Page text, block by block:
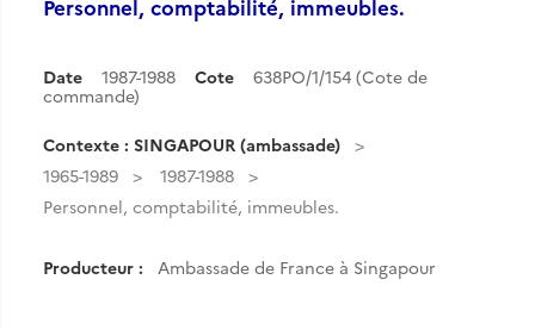
Personnel, comptabilité, immeubles.
Date 1987-1988 Cote
638PO/1/154 (Cote de
commande)
Contexte : SINGAPOUR (ambassade)
1965-1989
1987-1988
Personnel, comptabilité, immeubles.
Producteur : Ambassade de France à Singapour